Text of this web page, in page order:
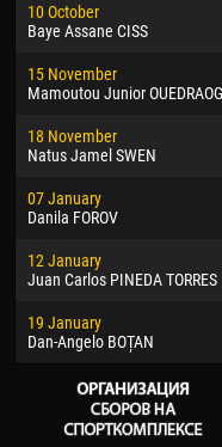
10 October
Baye Assane CISS
15 November
Mamoutou Junior
18 November
Natus Jamel SWEN
07 January
Danila FOROV
12 January
Juan Carlos PINEDA TORRES
19 January
Dan-Angelo BOȚAN